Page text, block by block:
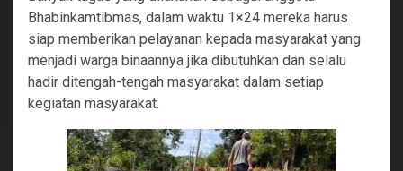
Bhabinkamtibmas, dalam waktu 1×24 mereka harus
siap memberikan pelayanan kepada masyarakat yang
menjadi warga binaannya jika dibutuhkan dan selalu
hadir ditengah-tengah masyarakat dalam setiap
kegiatan masyarakat.